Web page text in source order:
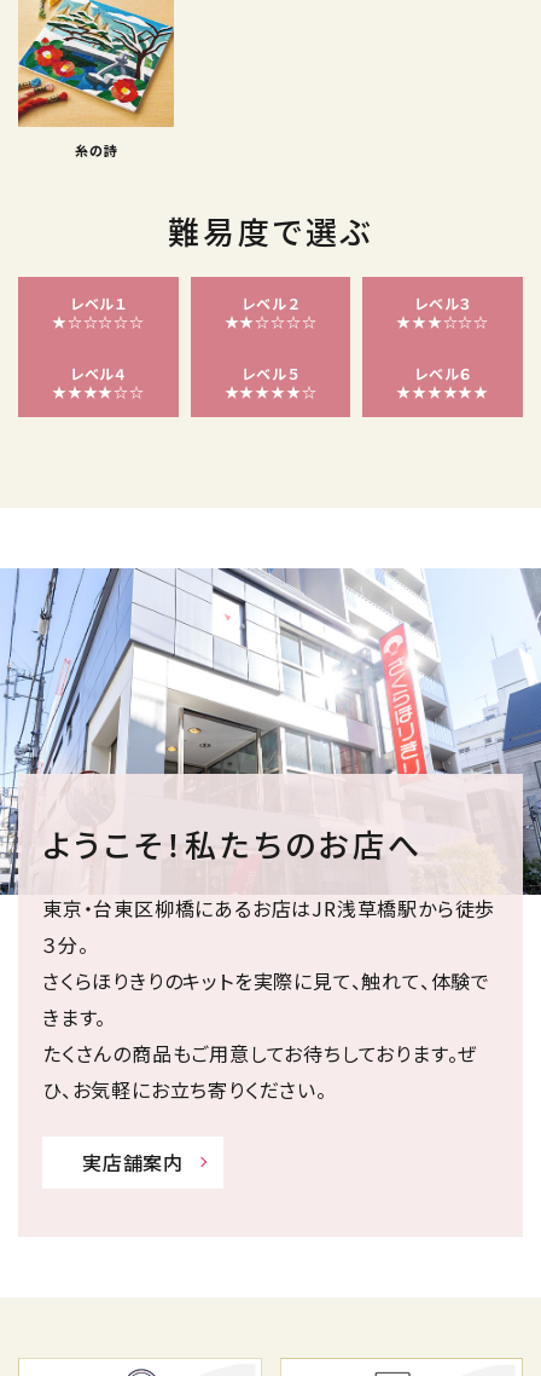
糸の詩
難易度で選ぶ
レベル１
★☆☆☆☆☆
レベル２
★★☆☆☆☆
レベル３
★★★☆☆☆
レベル４
★★★★☆☆
レベル５
★★★★★☆
レベル６
★★★★★★
ようこそ！私たちのお店へ
東京・台東区柳橋にあるお店はJR浅草橋駅から徒歩
３分。
さくらほりきりのキットを実際に見て、触れて、体験で
きます。
たくさんの商品もご用意してお待ちしております。ぜ
ひ、お気軽にお立ち寄りください。
実店舗案内